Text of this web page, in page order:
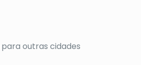
outras cidades